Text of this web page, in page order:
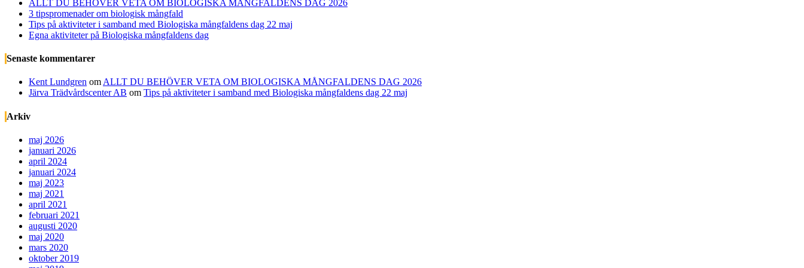
ALLT DU BEHÖVER VETA OM BIOLOGISKA MÅNGFALDENS DAG 2026
3 tipspromenader om biologisk mångfald
Tips på aktiviteter i samband med Biologiska mångfaldens dag 22 maj
Egna aktiviteter på Biologiska mångfaldens dag
Senaste kommentarer
Kent Lundgren om ALLT DU BEHÖVER VETA OM BIOLOGISKA MÅNGFALDENS DAG 2026
Järva Trädvårdscenter AB om Tips på aktiviteter i samband med Biologiska mångfaldens dag 22 maj
Arkiv
maj 2026
januari 2026
april 2024
januari 2024
maj 2023
maj 2021
april 2021
februari 2021
augusti 2020
maj 2020
mars 2020
oktober 2019